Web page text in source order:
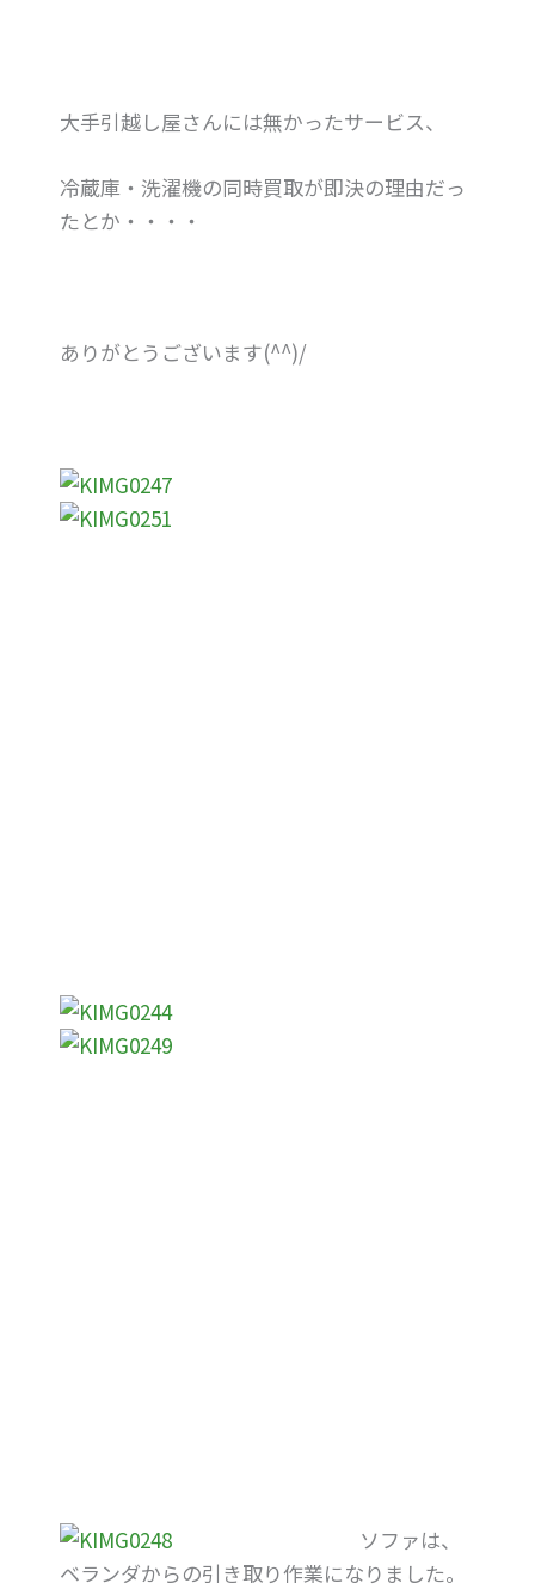
大手引越し屋さんには無かったサービス、
冷蔵庫・洗濯機の同時買取が即決の理由だっ
たとか・・・・
ありがとうございます(^^)/
ソファは、
ベランダからの引き取り作業になりました。